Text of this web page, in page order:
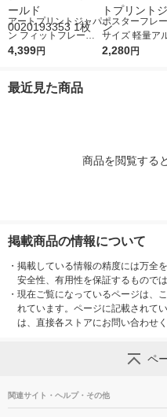
アートプリントジャパ
ン フィットフレーム
ポスターサイズ(700×
4,399円
ポスターフレ
サイズ 軽量ア
DSパネル シル
2,280円
最近見た商品
商品を閲覧する
掲載商品の情報について
・ 掲載している情報の精度には万全
安全性、有用性を保証するものでは
・ 現在ご覧になっているページは、
れています。ページに記載されて
は、直接各ストアにお問い合わせく
ペ
関連サイト・ヘルプ・その他